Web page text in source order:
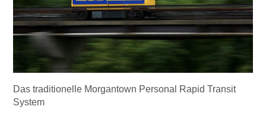
Das traditionelle Morgantown Personal Rapid Transit
System